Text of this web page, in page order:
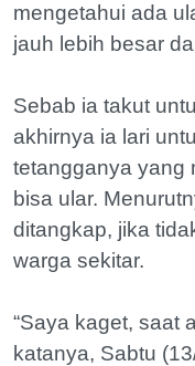
mengetahui ada
jauh lebih besar
Sebab ia takut
akhirnya ia lari
tetangganya yang
bisa ular.
ditangkap, jika
warga sekitar.
“Saya kaget, saat
katanya, Sabtu